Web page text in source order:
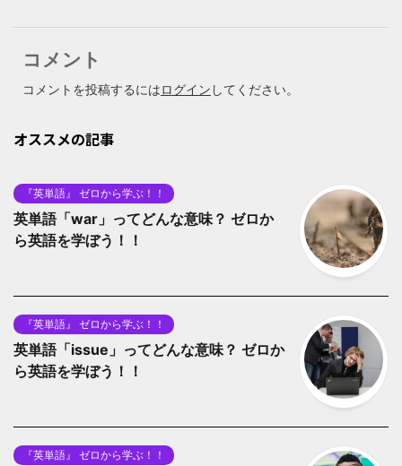
コメント
コメントを投稿するにはログイン してください。
オススメの記事
『英単語』 ゼロから学ぶ！！
英単語「war」ってどんな意味？ ゼロか
ら英語を学ぼう！！
『英単語』 ゼロから学ぶ！！
英単語「issue」ってどんな意味？ ゼロか
ら英語を学ぼう！！
『英単語』 ゼロから学ぶ！！